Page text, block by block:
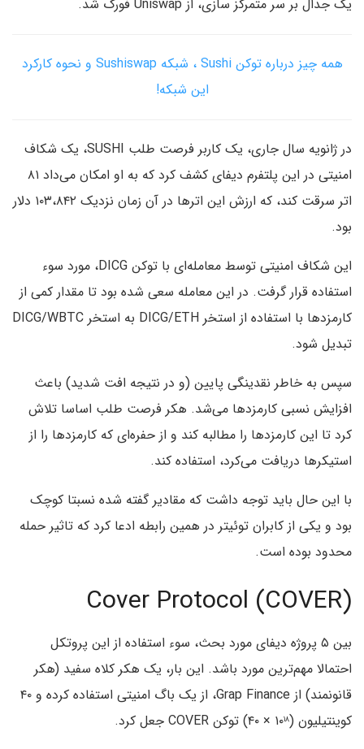
یک جدال بر سر متمرکز سازی، از Uniswap فورک شد.
همه چیز درباره توکن Sushi ، شبکه Sushiswap و نحوه کارکرد
این شبکه!
در ژانویه سال جاری، یک کاربر فرصت طلب SUSHI، یک شکاف
امنیتی در این پلتفرم دیفای کشف کرد که به او امکان می‌داد ۸۱
اتر سرقت کند، که ارزش این اترها در آن زمان نزدیک ۱۰۳،۸۴۲ دلار
بود.
این شکاف امنیتی توسط معامله‌ای با توکن DICG، مورد سوء
استفاده قرار گرفت. در این معامله سعی شده بود تا مقدار کمی از
کارمزدها با استفاده از استخر DICG/ETH به استخر DICG/WBTC
تبدیل شود.
سپس به خاطر نقدینگی پایین (و در نتیجه افت شدید) باعث
افزایش نسبی کارمزدها می‌شد. هکر فرصت طلب اساسا تلاش
کرد تا این کارمزدها را مطالبه کند و از حفره‌ای که کارمزدها را از
استیکرها دریافت می‌کرد، استفاده کند.
با این حال باید توجه داشت که مقادیر گفته شده نسبتا کوچک
بود و یکی از کابران توئیتر در همین رابطه ادعا کرد که تاثیر حمله
محدود بوده است.
Cover Protocol (COVER)
بین ۵ پروژه دیفای مورد بحث، سوء استفاده از این پروتکل
احتمالا مهم‌ترین مورد باشد. این بار، یک هکر کلاه سفید (هکر
قانونمند) از Grap Finance، از یک باگ امنیتی استفاده کرده و ۴۰
کوینتیلیون (۱۰۱۸
× ۴۰) توکن COVER جعل کرد.